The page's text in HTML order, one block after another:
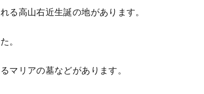
る高山右近生誕の地があります。
。
マリアの墓などがあります。